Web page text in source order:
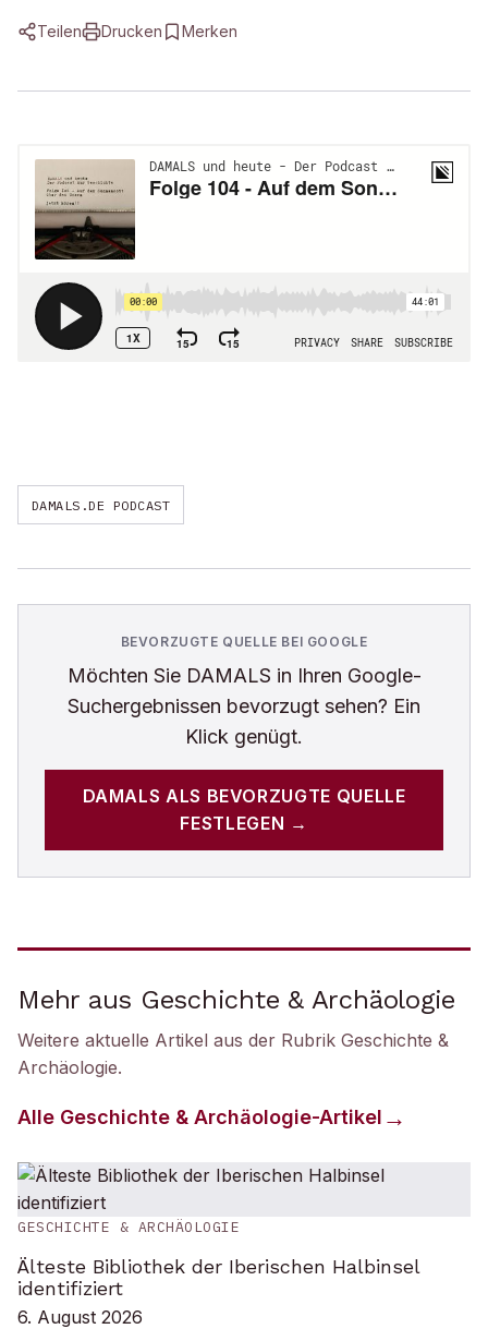
Teilen Drucken Merken
DAMALS.DE PODCAST
BEVORZUGTE QUELLE BEI GOOGLE
Möchten Sie DAMALS in Ihren Google-
Suchergebnissen bevorzugt sehen? Ein
Klick genügt.
DAMALS ALS BEVORZUGTE QUELLE
FESTLEGEN →
Mehr aus Geschichte & Archäologie
Weitere aktuelle Artikel aus der Rubrik Geschichte &
Archäologie.
Alle Geschichte & Archäologie-Artikel
GESCHICHTE & ARCHÄOLOGIE
Älteste Bibliothek der Iberischen Halbinsel
identifiziert
6. August 2026